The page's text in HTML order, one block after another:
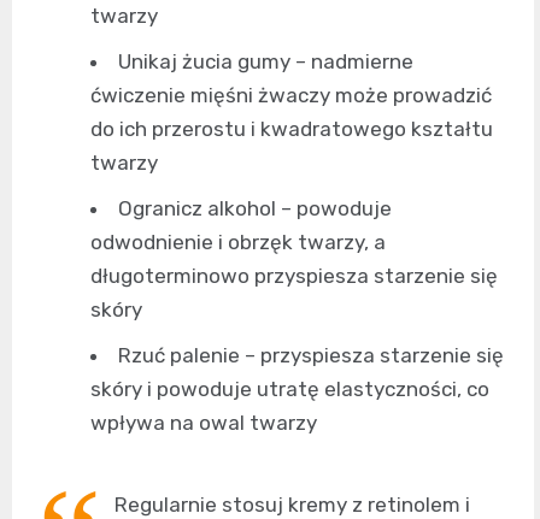
twarzy
Unikaj żucia gumy – nadmierne
ćwiczenie mięśni żwaczy może prowadzić
do ich przerostu i kwadratowego kształtu
twarzy
Ogranicz alkohol – powoduje
odwodnienie i obrzęk twarzy, a
długoterminowo przyspiesza starzenie się
skóry
Rzuć palenie – przyspiesza starzenie się
skóry i powoduje utratę elastyczności, co
wpływa na owal twarzy
Regularnie stosuj kremy z retinolem i